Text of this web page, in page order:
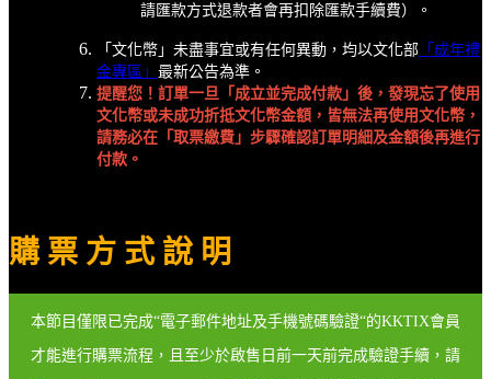
請匯款方式退款者會再扣除匯款手續費）。
「文化幣」未盡事宜或有任何異動，均以文化部 「成年禮
金專區」 最新公告為準。
提醒您！訂單一旦「成立並完成付款」後，發現忘了使用
文化幣或未成功折抵文化幣金額，皆無法再使用文化幣，
請務必在「取票繳費」步驟確認訂單明細及金額後再進行
付款。
購 票 方 式 說 明
本節目僅限已完成“電子郵件地址及手機號碼驗證“的KKTIX會員
才能進行購票流程，且至少於啟售日前一天前完成驗證手續，請